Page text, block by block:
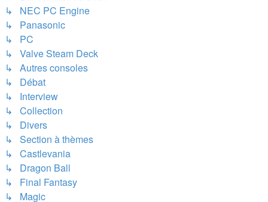
↳ NEC PC Engine
↳ Panasonic
↳ PC
↳ Valve Steam Deck
↳ Autres consoles
↳ Débat
↳ Interview
↳ Collection
↳ Divers
↳ Section à thèmes
↳ Castlevania
↳ Dragon Ball
↳ Final Fantasy
↳ Magic